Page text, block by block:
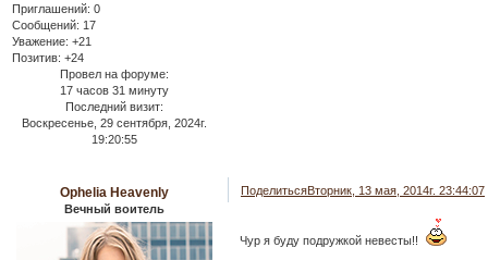
Приглашений: 0
Сообщений: 17
Уважение: +21
Позитив: +24
Провел на форуме:
17 часов 31 минуту
Последний визит:
Воскресенье, 29 сентября, 2024г.
19:20:55
ПоделитьсяВторник, 13 мая, 2014г. 23:44:07
Ophelia Heavenly
Вечный воитель
Чур я буду подружкой невесты!!